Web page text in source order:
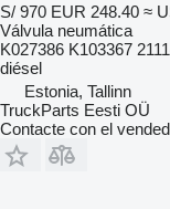
S/ 970 EUR 248.40 ≈
Válvula neumática
K027386 K103367
diésel
Estonia, Tallinn
TruckParts Eesti OÜ
Contacte con el